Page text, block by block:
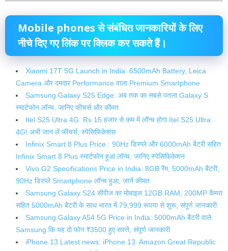
Mobile phonesसेसंबंधित जानकारियोंके लिए
नीचे दिए गएलिंकपरक्लिककर सकते हैं।
Xiaomi 17T 5G Launch in India: 6500mAh Battery, Leica
Camera और दमदार Performance वाला Premium Smartphone
Samsung Galaxy S25 Edge: अब तक का सबसे पतला Galaxy S
स्मार्टफोन लॉन्च, जानिए फीचर्स और कीमत
Itel S25 Ultra 4G: Rs 15 हजार से कम में लॉन्‍च होगा Itel S25 Ultra
4G! अभी जान लें फीचर्स, स्‍पेसिफ‍िकेशंस
Infinix Smart 8 Plus Price : 90Hz डिस्प्ले और 6000mAh बैटरी सहित
Infinix Smart 8 Plus स्मार्टफोन हुआ लॉन्च, जानिए स्पेसिफिकेशन
Vivo G2 Specifications Price in India: 8GB रैम, 5000mAh बैटरी,
90Hz डिस्प्ले Smartphone लॉन्च हुआ, जानें कीमत
Samsung Galaxy S24 सीरीज का मोबाइल 12GB RAM, 200MP कैमरा
सहित 5000mAh बैटरी के साथ भारत में 79,999 रूपया से शुरू, संपूर्ण जानकारी
Samsung Galaxy A54 5G Price in India: 5000mAh बैटरी वाले
Samsung कि यह दो फोन ₹3500 हुए सस्ते, संपूर्ण जानकारी
iPhone 13 Latest news: iPhone 13 Amazon Great Republic